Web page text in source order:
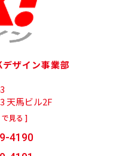
ザイン事業部
天馬ビル2F
見る ]
4190